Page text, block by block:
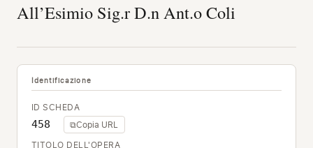
All’Esimio Sig.r D.n Ant.o Coli
Identificazione
ID SCHEDA
458 ⧉Copia URL
TITOLO DELL'OPERA